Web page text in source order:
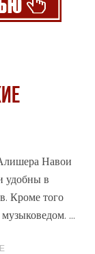
Навои
удобны в
Кроме того
...